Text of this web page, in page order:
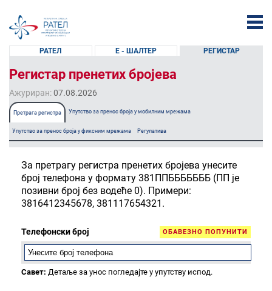
РАТЕЛ Е - ШАЛТЕР РЕГИСТАР
Регистар пренетих бројева
Ажуриран:07.08.2026
Претрага регистра Упутство за пренос броја у мобилним мрежама
Упутство за пренос броја у фиксним мрежама Регулатива
За претрагу регистра пренетих бројева унесите
број телефона у формату 381ППБББББББ (ПП је
позивни број без водеће 0). Примери:
3816412345678, 381117654321.
Телефонски број ОБАВЕЗНО ПОПУНИТИ
Савет: Детаље за унос погледајте у упутству испод.